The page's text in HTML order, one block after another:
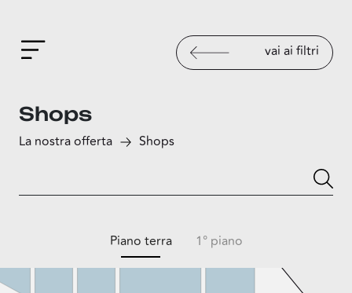
vai ai filtri
Shops
La nostra offerta Shops
Piano terra 1° piano